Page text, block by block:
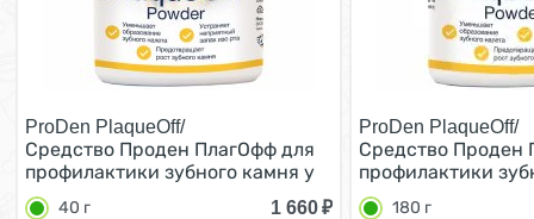
ProDen PlaqueOff/
Средство Проден ПлагОфф для
профилактики зубного камня у
кошек 40 г
40 г 1 660₽
ProDen PlaqueOff/
Средство Проден
профилактики
собак и кошек 180
180 г